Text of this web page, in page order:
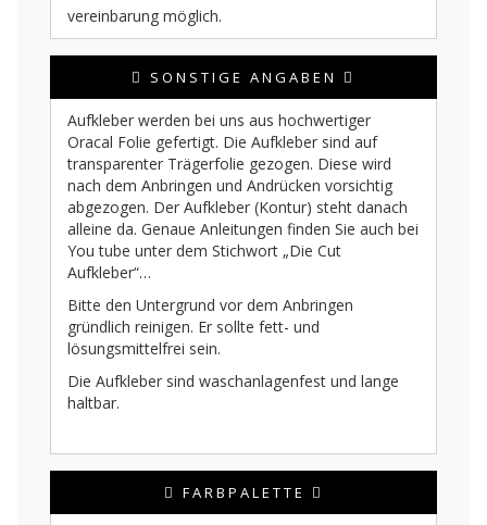
vereinbarung möglich.
SONSTIGE ANGABEN
Aufkleber werden bei uns aus hochwertiger
Oracal Folie gefertigt. Die Aufkleber sind auf
transparenter Trägerfolie gezogen. Diese wird
nach dem Anbringen und Andrücken vorsichtig
abgezogen. Der Aufkleber (Kontur) steht danach
alleine da. Genaue Anleitungen finden Sie auch bei
You tube unter dem Stichwort „Die Cut
Aufkleber“…
Bitte den Untergrund vor dem Anbringen
gründlich reinigen. Er sollte fett- und
lösungsmittelfrei sein.
Die Aufkleber sind waschanlagenfest und lange
haltbar.
FARBPALETTE